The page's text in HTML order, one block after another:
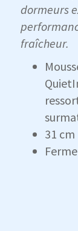
dormeurs
fraîcheur.
31 cm